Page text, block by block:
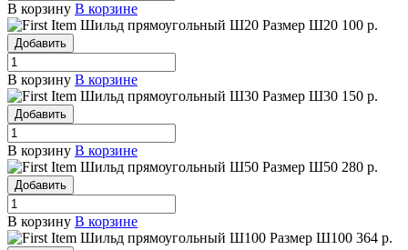
В корзину В корзине
Шильд прямоугольный Ш20 Размер Ш20 100 р.
Добавить
В корзину В корзине
Шильд прямоугольный Ш30 Размер Ш30 150 р.
Добавить
В корзину В корзине
Шильд прямоугольный Ш50 Размер Ш50 280 р.
Добавить
В корзину В корзине
Шильд прямоугольный Ш100 Размер Ш100 364 р.